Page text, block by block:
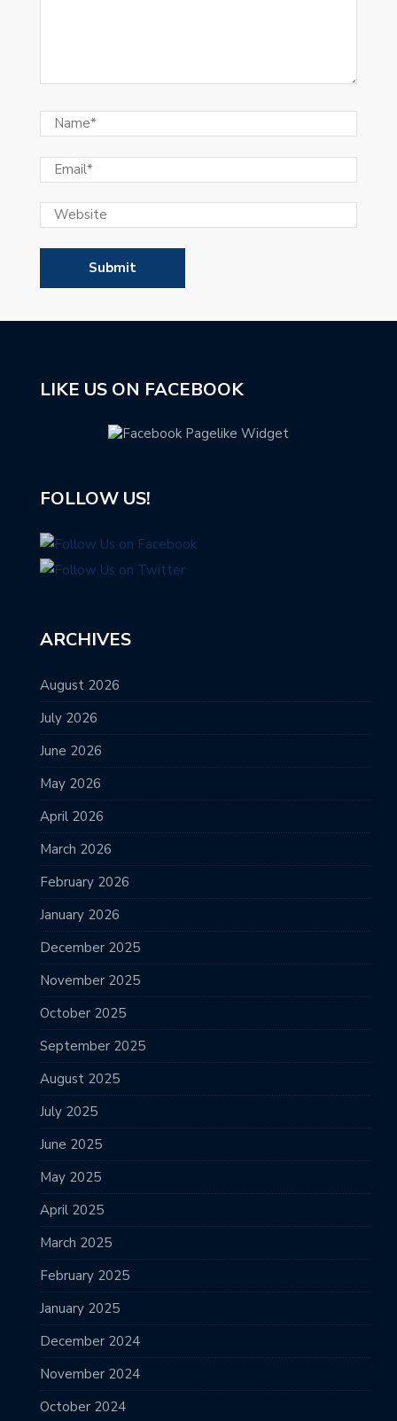
LIKE US ON FACEBOOK
FOLLOW US!
ARCHIVES
August 2026
July 2026
June 2026
May 2026
April 2026
March 2026
February 2026
January 2026
December 2025
November 2025
October 2025
September 2025
August 2025
July 2025
June 2025
May 2025
April 2025
March 2025
February 2025
January 2025
December 2024
November 2024
October 2024